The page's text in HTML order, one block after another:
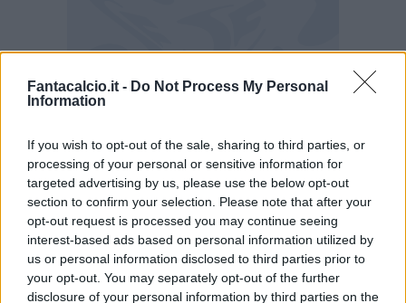
Fantacalcio.it - Do Not Process My Personal
Information
If you wish to opt-out of the sale, sharing to third parties, or
processing of your personal or sensitive information for
targeted advertising by us, please use the below opt-out
section to confirm your selection. Please note that after your
opt-out request is processed you may continue seeing
interest-based ads based on personal information utilized by
us or personal information disclosed to third parties prior to
your opt-out. You may separately opt-out of the further
disclosure of your personal information by third parties on the
Le formazioni ufficiali di Lazio-Verona
LAZIO (4-3-3):Provedel; Marusic, Gila,
Provstgaard, Nuno Tavares; Guendouzi,
Rovella, Dele-Bashiru; Cancellieri,
Castellanos, Zaccagni. All. Sarri
VERONA (3-4-1-2): Montipò; Nunez,